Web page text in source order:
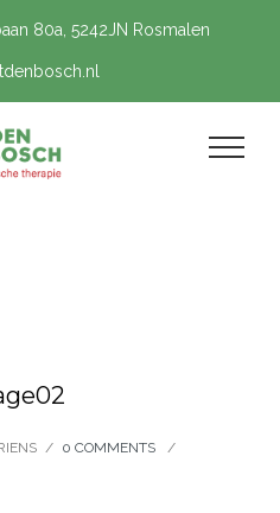
80a, 5242JN Rosmalen
/ 0 COMMENTS
/